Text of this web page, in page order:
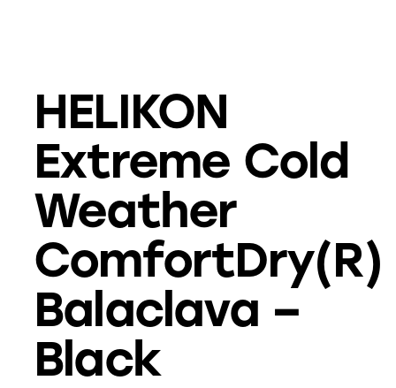
HELIKON
Extreme Cold
Weather
ComfortDry(R)
Balaclava –
Black